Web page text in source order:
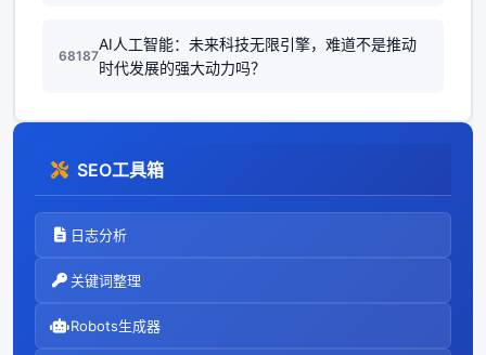
68187
AI人工智能：未来科技无限引擎，难道不是推动
时代发展的强大动力吗？
SEO工具箱
日志分析
关键词整理
Robots生成器